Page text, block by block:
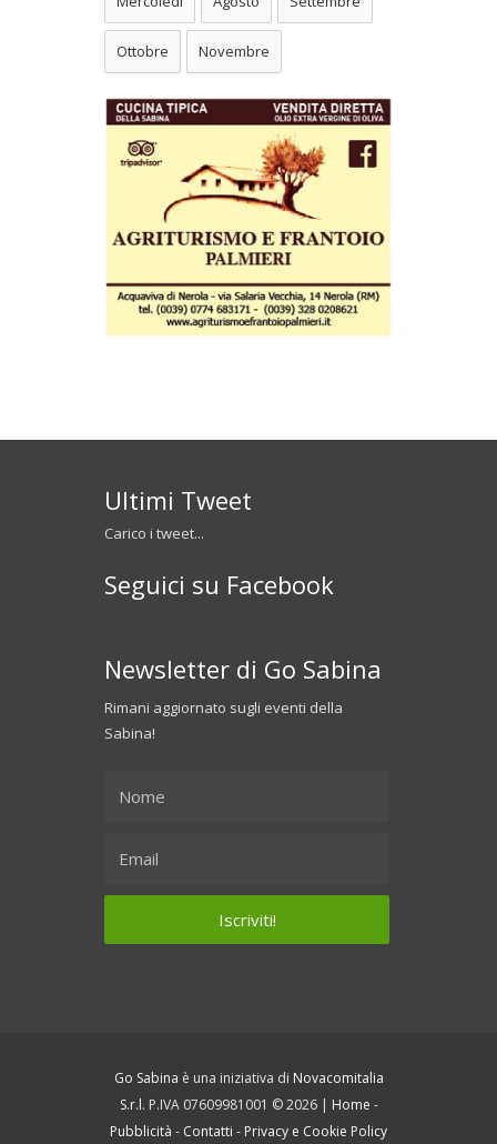
Ottobre Novembre
Ultimi Tweet
Carico i tweet...
Seguici su Facebook
Newsletter di Go Sabina
Rimani aggiornato sugli eventi della
Sabina!
Go Sabina è una iniziativa di Novacomitalia
S.r.l. P.IVA 07609981001 © 2026 | Home -
Pubblicità - Contatti - Privacy e Cookie Policy